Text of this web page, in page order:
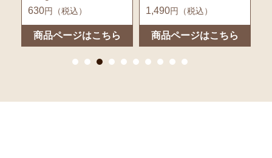
1,490 円（税込）
商品ページはこちら
3,980円（税込）
商品ページはこちら